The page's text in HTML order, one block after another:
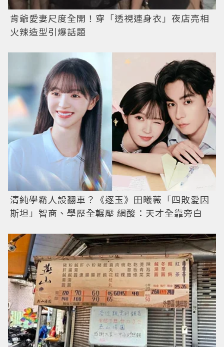
肯爺愛妻尺度全開！穿「透視連身衣」夜店亮相
火辣造型引爆話題
清純學霸人設翻車？《逐玉》田曦薇「四敗愛因
斯坦」智商、學歷全輾壓 網酸：天才全靠旁白